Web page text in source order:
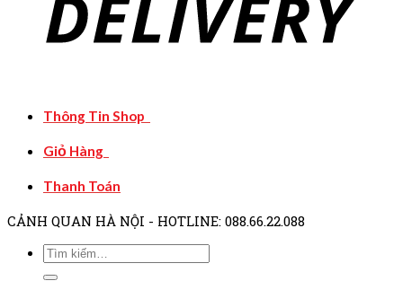
Thông Tin Shop
Giỏ Hàng
Thanh Toán
CẢNH QUAN HÀ NỘI - HOTLINE: 088.66.22.088